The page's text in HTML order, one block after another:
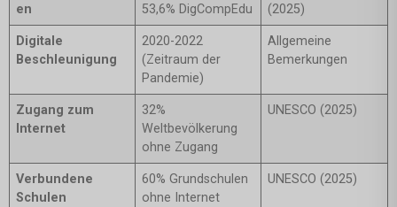
en
53,6% DigCompEdu
(2025)
Digitale
Beschleunigung
2020-2022
(Zeitraum der
Pandemie)
Allgemeine
Bemerkungen
Zugang zum
Internet
32%
Weltbevölkerung
ohne Zugang
UNESCO (2025)
Verbundene
Schulen
60% Grundschulen
ohne Internet
UNESCO (2025)